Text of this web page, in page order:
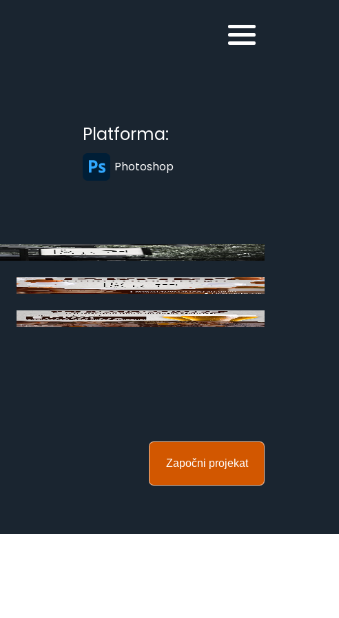
Platforma:
Photoshop
Započni projekat